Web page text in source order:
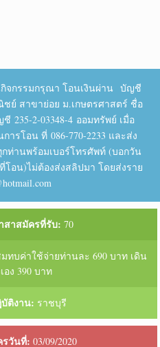
กิจกรรมกรุณา โอนเงินผ่าน บัญชี
ย์ สาขาย่อย ม.เกษตรศาสตร์ ชื่อ
2-03348-4 ออมทรัพย์ เมื่อ
โอน ที่ 086-770-2233 และส่ง
ท่านพร้อมเบอร์โทรศัพท์ (บอกวัน
โอน)ไม่ต้องส่งสลิปมา โดยส่งราย
สาสมัครที่รับ: 70
ทบค่าใช้จ่ายท่านละ 690 บาท เดิน
อง 390 บาท
ติงาน: ราชบุรี
วันที่: 03/09/2020